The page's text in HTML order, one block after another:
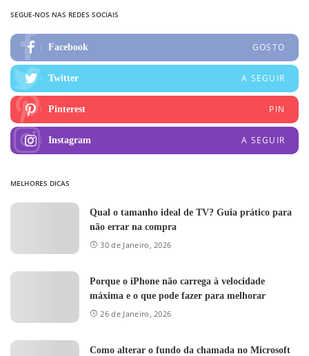
SEGUE-NOS NAS REDES SOCIAIS
Facebook GOSTO
Twitter A SEGUIR
Pinterest PIN
Instagram A SEGUIR
MELHORES DICAS
Qual o tamanho ideal de TV? Guia prático para
não errar na compra
30 de Janeiro, 2026
Porque o iPhone não carrega à velocidade
máxima e o que pode fazer para melhorar
26 de Janeiro, 2026
Como alterar o fundo da chamada no Microsoft